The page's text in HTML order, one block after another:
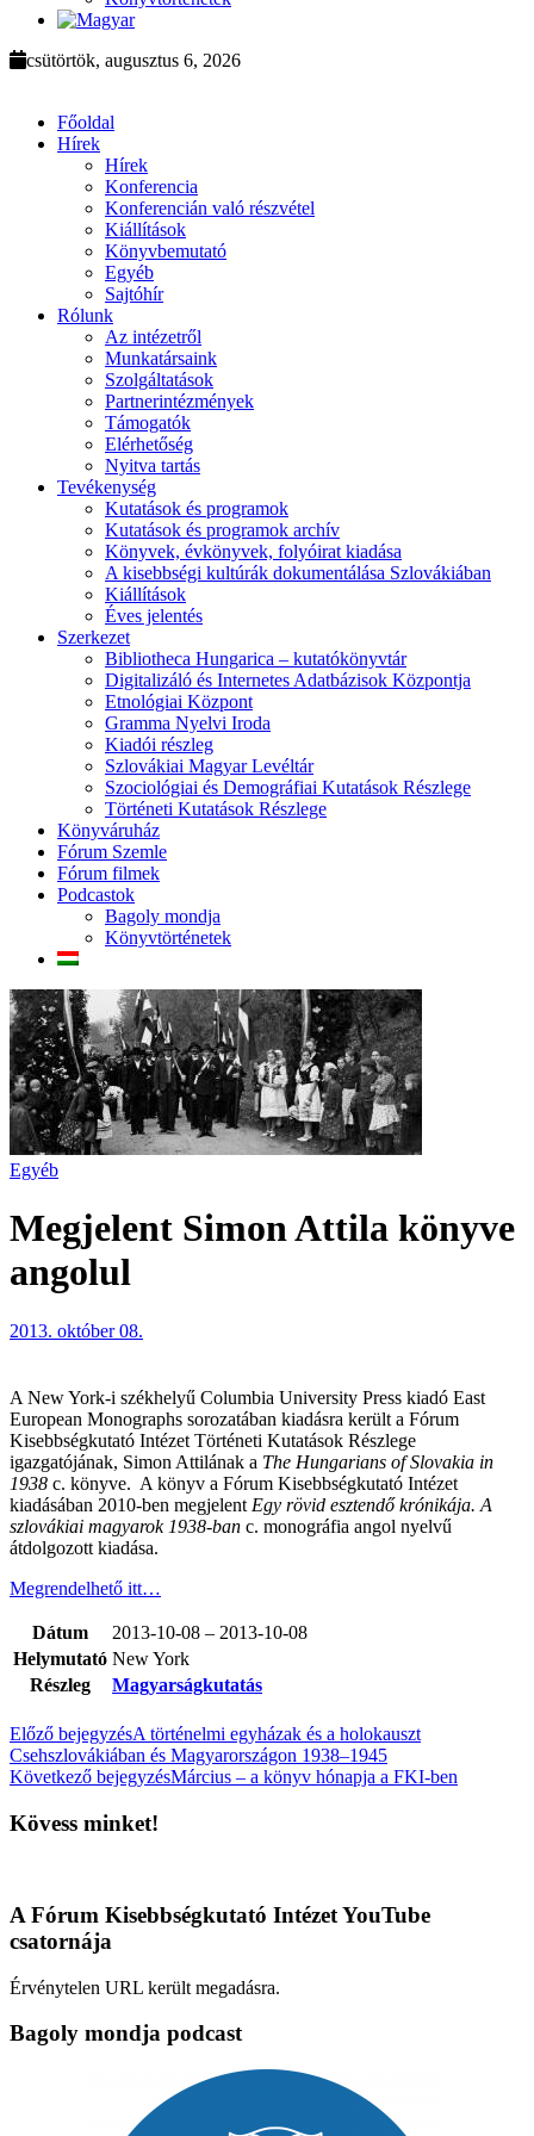
csütörtök, augusztus 6, 2026
Főoldal
Hírek
Hírek
Konferencia
Konferencián való részvétel
Kiállítások
Könyvbemutató
Egyéb
Sajtóhír
Rólunk
Az intézetről
Munkatársaink
Szolgáltatások
Partnerintézmények
Támogatók
Elérhetőség
Nyitva tartás
Tevékenység
Kutatások és programok
Kutatások és programok archív
Könyvek, évkönyvek, folyóirat kiadása
A kisebbségi kultúrák dokumentálása Szlovákiában
Kiállítások
Éves jelentés
Szerkezet
Bibliotheca Hungarica – kutatókönyvtár
Digitalizáló és Internetes Adatbázisok Központja
Etnológiai Központ
Gramma Nyelvi Iroda
Kiadói részleg
Szlovákiai Magyar Levéltár
Szociológiai és Demográfiai Kutatások Részlege
Történeti Kutatások Részlege
Könyváruház
Fórum Szemle
Fórum filmek
Podcastok
Bagoly mondja
Könyvtörténetek
Egyéb
Megjelent Simon Attila könyve
angolul
2013. október 08.
A New York-i székhelyű Columbia University Press kiadó East
European Monographs sorozatában kiadásra került a Fórum
Kisebbségkutató Intézet Történeti Kutatások Részlege
igazgatójának, Simon Attilának a The Hungarians of Slovakia in
1938 c. könyve. A könyv a Fórum Kisebbségkutató Intézet
kiadásában 2010-ben megjelent Egy rövid esztendő krónikája. A
szlovákiai magyarok 1938-ban c. monográfia angol nyelvű
átdolgozott kiadása.
Megrendelhető itt…
Dátum
2013-10-08 – 2013-10-08
Helymutató New York
Részleg
Magyarságkutatás
Előző bejegyzésA történelmi egyházak és a holokauszt
Csehszlovákiában és Magyarországon 1938–1945
Következő bejegyzésMárcius – a könyv hónapja a FKI-ben
Kövess minket!
A Fórum Kisebbségkutató Intézet YouTube
csatornája
Érvénytelen URL került megadásra.
Bagoly mondja podcast